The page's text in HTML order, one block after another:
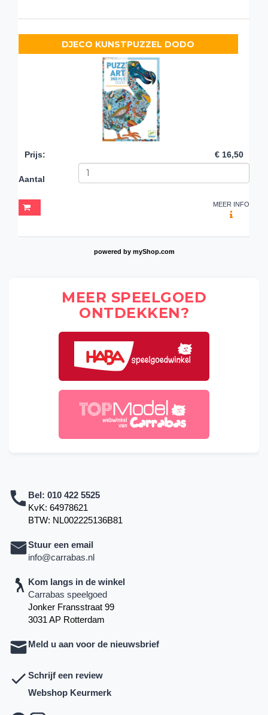
DJECO KUNSTPUZZEL DODO
Prijs: € 16,50
Aantal
MEER INFO
powered by myShop.com
MEER SPEELGOED
ONTDEKKEN?
Bel: 010 422 5525
KvK: 64978621
BTW: NL002225136B81
Stuur een email
info@carrabas.nl
Kom langs in de winkel
Carrabas speelgoed
Jonker Fransstraat 99
3031 AP Rotterdam
Meld u aan voor de nieuwsbrief
Schrijf een review
Webshop Keurmerk